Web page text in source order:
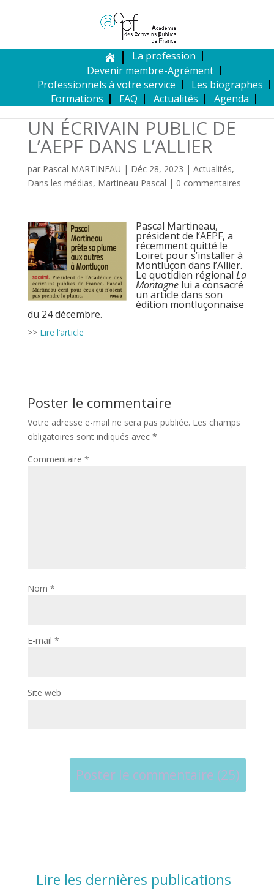
La profession
Devenir membre-Agrément
Professionnels à votre service
Les biographes
Formations
FAQ Actualités Agenda
UN ÉCRIVAIN PUBLIC DE
L’AEPF DANS L’ALLIER
par Pascal MARTINEAU | Déc 28, 2023 | Actualités,
Dans les médias, Martineau Pascal | 0 commentaires
Pascal Martineau,
président de l’AEPF, a
récemment quitté le
Loiret pour s’installer à
Montluçon dans l’Allier.
Le quotidien régional La
Montagnelui a consacré
un article dans son
édition montluçonnaise
du 24 décembre.
>> Lire l’article
Poster le commentaire
Votre adresse e-mail ne sera pas publiée. Les champs
obligatoires sont indiqués avec *
Commentaire *
Nom *
E-mail *
Site web
Lire les dernières publications